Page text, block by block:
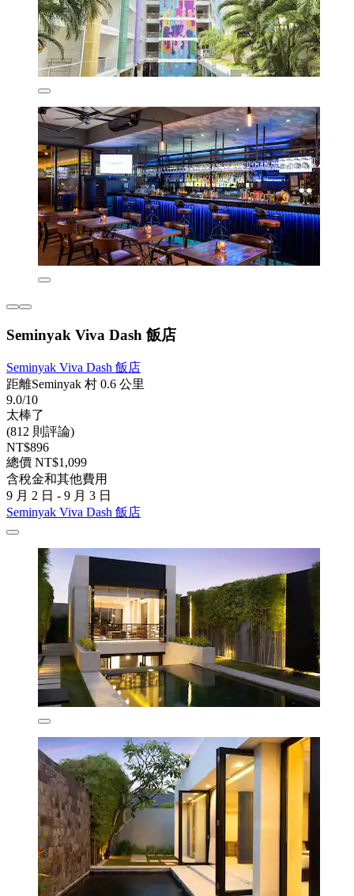
Seminyak Viva Dash 飯店
Seminyak Viva Dash 飯店
距離Seminyak 村 0.6 公里
9.0/10
太棒了
(812 則評論)
NT$896
總價 NT$1,099
含稅金和其他費用
9 月 2 日 - 9 月 3 日
Seminyak Viva Dash 飯店